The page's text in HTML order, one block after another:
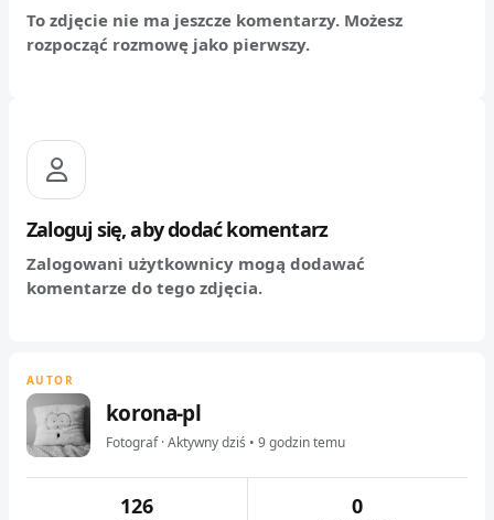
To zdjęcie nie ma jeszcze komentarzy. Możesz
rozpocząć rozmowę jako pierwszy.
Zaloguj się, aby dodać komentarz
Zalogowani użytkownicy mogą dodawać
komentarze do tego zdjęcia.
AUTOR
korona-pl
Fotograf · Aktywny dziś • 9 godzin temu
126 0